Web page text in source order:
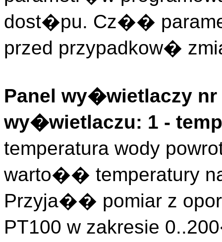
dost�pu. Cz��
przed przypadkow�
Panel wy�wietlaczy nr
wy�wietlaczu: 1 -
temperatura wody
warto�� temperatury
Przyja�� pomiar z
PT100 w zakresie